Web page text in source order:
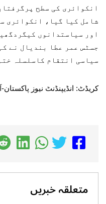
انکوائری کی سطح
شامل کیا گیا، انکوائری
اور سیاستدانوں
جسٹس عمر عطا بندیال نے
سیاسی انتقام کاسلسلہ
کریڈٹ: انڈیپنڈنٹ نیوز
متعلقہ خبریں